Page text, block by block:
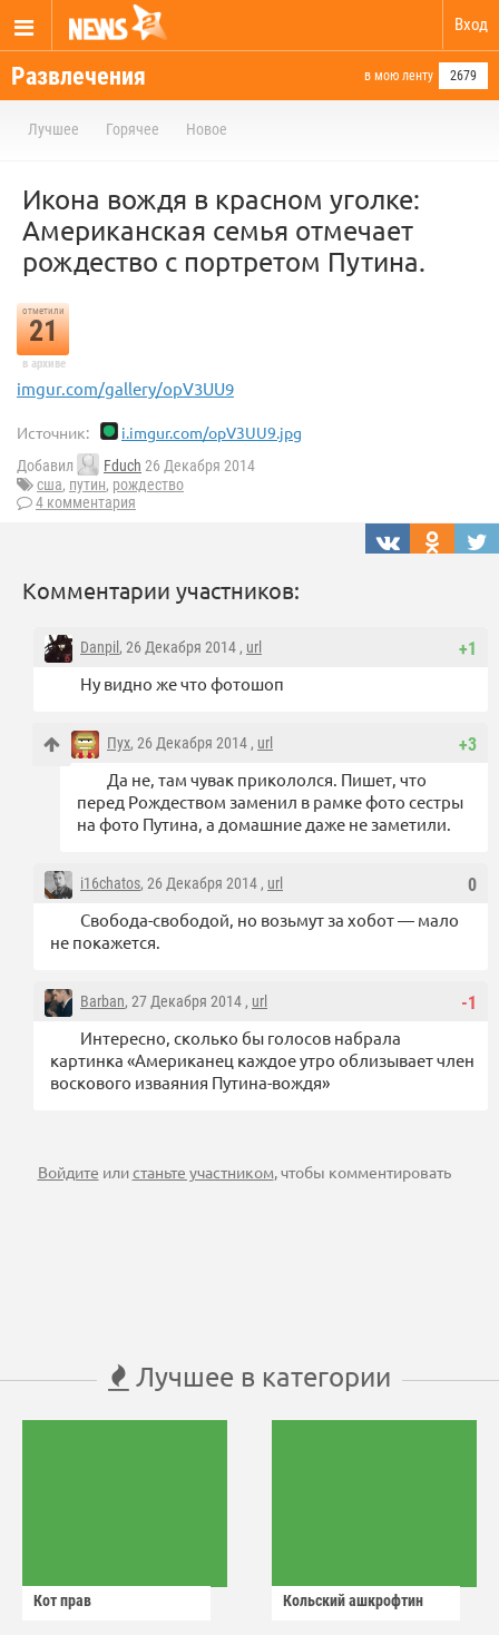
Вход
Развлечения в мою ленту 2679
Лучшее Горячее Новое
Икона вождя в красном уголке:
Американская семья отмечает
рождество с портретом Путина.
отметили
21
в архиве
imgur.com/gallery/opV3UU9
Источник: i.imgur.com/opV3UU9.jpg
Добавил Fduch 26 Декабря 2014
сша, путин, рождество
4 комментария
Комментарии участников:
+1
Danpil , 26 Декабря 2014 , url
Ну видно же что фотошоп
+3
Пух, 26 Декабря 2014 , url
Да не, там чувак прикололся. Пишет, что
перед Рождеством заменил в рамке фото сестры
на фото Путина, а домашние даже не заметили.
0
i16chatos, 26 Декабря 2014 , url
Свобода-свободой, но возьмут за хобот — мало
не покажется.
-1
Barban, 27 Декабря 2014 , url
Интересно, сколько бы голосов набрала
картинка «Американец каждое утро облизывает член
воскового изваяния Путина-вождя»
Войдите илистаньте участником, чтобы комментировать
Лучшее в категории
Кот прав Кольский ашкрофтин